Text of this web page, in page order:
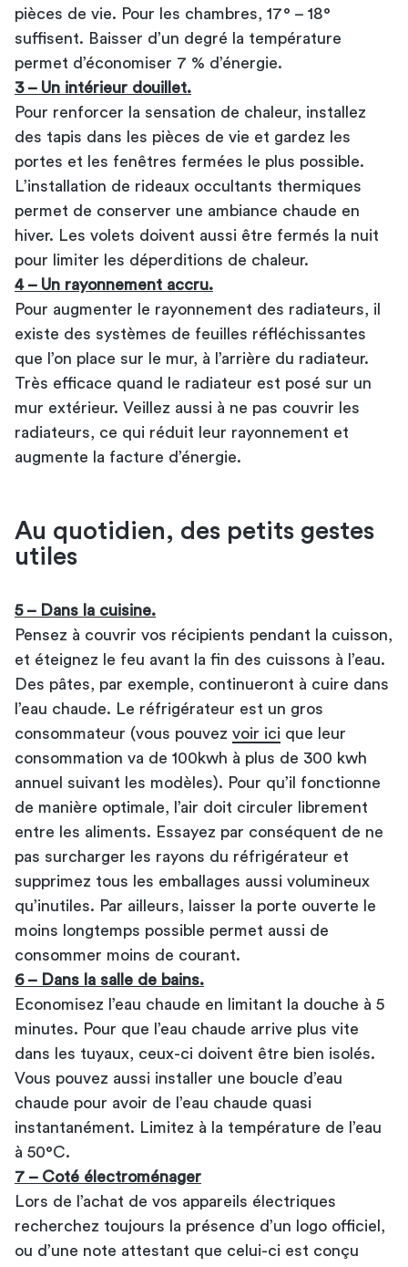
pièces de vie. Pour les chambres, 17° – 18°
suffisent. Baisser d’un degré la température
permet d’économiser 7 % d’énergie.
3 – Un intérieur douillet.
Pour renforcer la sensation de chaleur, installez
des tapis dans les pièces de vie et gardez les
portes et les fenêtres fermées le plus possible.
L’installation de rideaux occultants thermiques
permet de conserver une ambiance chaude en
hiver. Les volets doivent aussi être fermés la nuit
pour limiter les déperditions de chaleur.
4 – Un rayonnement accru.
Pour augmenter le rayonnement des radiateurs, il
existe des systèmes de feuilles réfléchissantes
que l’on place sur le mur, à l’arrière du radiateur.
Très efficace quand le radiateur est posé sur un
mur extérieur. Veillez aussi à ne pas couvrir les
radiateurs, ce qui réduit leur rayonnement et
augmente la facture d’énergie.
Au quotidien, des petits gestes
utiles
5 – Dans la cuisine.
Pensez à couvrir vos récipients pendant la cuisson,
et éteignez le feu avant la fin des cuissons à l’eau.
Des pâtes, par exemple, continueront à cuire dans
l’eau chaude. Le réfrigérateur est un gros
consommateur (vous pouvez voir ici que leur
consommation va de 100kwh à plus de 300 kwh
annuel suivant les modèles). Pour qu’il fonctionne
de manière optimale, l’air doit circuler librement
entre les aliments. Essayez par conséquent de ne
pas surcharger les rayons du réfrigérateur et
supprimez tous les emballages aussi volumineux
qu’inutiles. Par ailleurs, laisser la porte ouverte le
moins longtemps possible permet aussi de
consommer moins de courant.
6 – Dans la salle de bains.
Economisez l’eau chaude en limitant la douche à 5
minutes. Pour que l’eau chaude arrive plus vite
dans les tuyaux, ceux-ci doivent être bien isolés.
Vous pouvez aussi installer une boucle d’eau
chaude pour avoir de l’eau chaude quasi
instantanément. Limitez à la température de l’eau
à 50°C.
7 – Coté électroménager
Lors de l’achat de vos appareils électriques
recherchez toujours la présence d’un logo officiel,
ou d’une note attestant que celui-ci est conçu